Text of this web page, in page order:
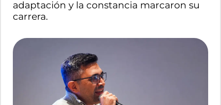
adaptación y la constancia marcaron su
carrera.